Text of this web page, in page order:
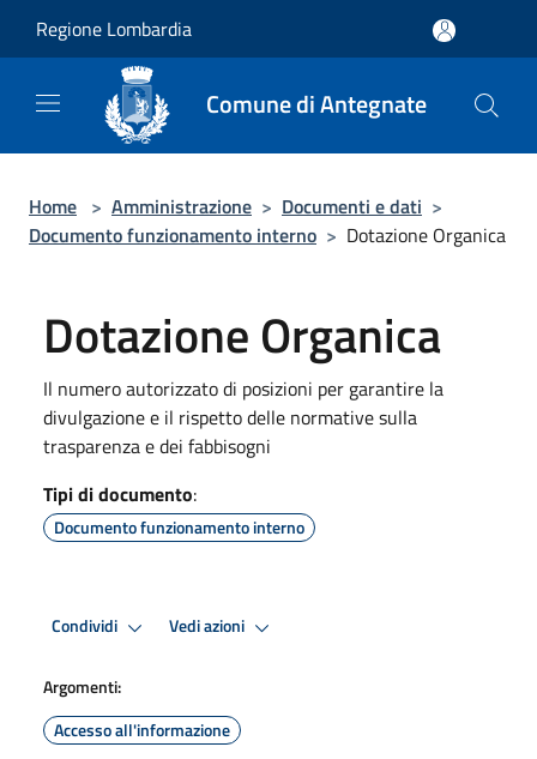
Regione Lombardia
Comune di Antegnate
Home > Amministrazione > Documenti e dati >
Documento funzionamento interno > Dotazione Organica
Dotazione Organica
Il numero autorizzato di posizioni per garantire la
divulgazione e il rispetto delle normative sulla
trasparenza e dei fabbisogni
Tipi di documento:
Documento funzionamento interno
Condividi Vedi azioni
Argomenti:
Accesso all'informazione